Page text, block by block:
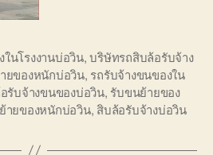
นโรงงานบ่อวิน,บริษัทรถสิบล้อรับจ้าง
ยของหนักบ่อวิน, รถรับจ้างขนของใน
รับจ้างขนของบ่อวิน, รับขนย้ายของ
ายของหนักบ่อวิน, สิบล้อรับจ้างบ่อวิน